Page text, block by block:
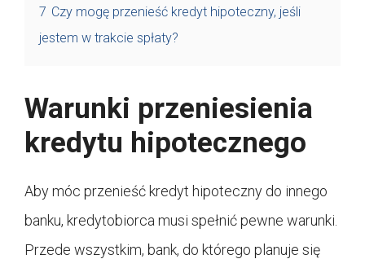
7 Czy mogę przenieść kredyt hipoteczny, jeśli
jestem w trakcie spłaty?
Warunki przeniesienia
kredytu hipotecznego
Aby móc przenieść kredyt hipoteczny do innego
banku, kredytobiorca musi spełnić pewne warunki.
Przede wszystkim, bank, do którego planuje się